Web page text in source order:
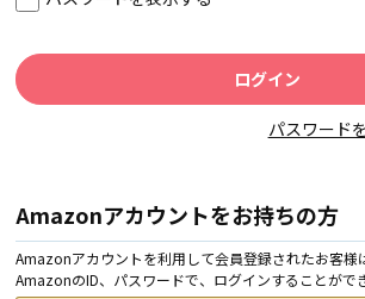
パスワード
Amazonアカウントをお持ちの方
Amazonアカウントを利用して会員登録されたお客様
AmazonのID、パスワードで、ログインすることがで